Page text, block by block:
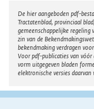
Disclaimer
De hier aangeboden pdf-
Tractatenblad, provinciaal
gemeenschappelijke
zin van de
bekendmaking verdragen
Voor pdf-publicaties van
vorm uitgegeven bladen
elektronische versies